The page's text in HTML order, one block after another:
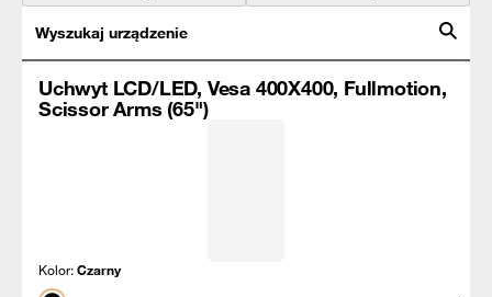
Wyszukaj urządzenie
Uchwyt LCD/LED, Vesa 400X400, Fullmotion,
Scissor Arms (65")
Kolor:Czarny